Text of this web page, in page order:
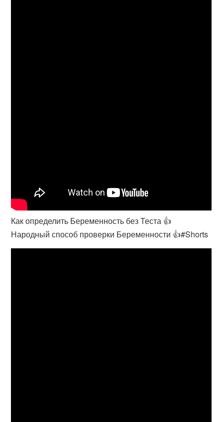
Как определить Беременность без Теста 👍
Народный способ проверки Беременности 👍#Shorts